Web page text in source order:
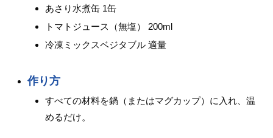
あさり水煮缶 1缶
トマトジュース（無塩） 200ml
冷凍ミックスベジタブル 適量
作り方
すべての材料を鍋（またはマグカップ）に入れ、温
めるだけ。